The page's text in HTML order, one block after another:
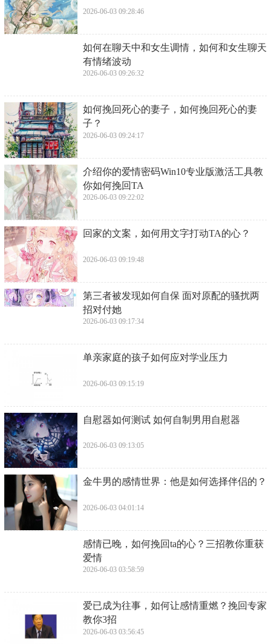
2026-06-03 09:28:46
​如何在聊天中和女生调情，如何和女生聊天
有情绪波动
2026-06-03 09:26:32
​如何挽回死心的妻子，如何挽回死心的妻
子？
2026-06-03 09:24:17
​介绍你的爱情密码Win10专业版激活工具教
你如何挽回TA
2026-06-03 09:22:02
​回家的文案，如何用文字打动TA的心？
2026-06-03 09:19:48
​第三者被发现如何自保 面对原配的骚扰两
招对付她
2026-06-03 09:17:34
​单亲家庭的孩子如何应对学业压力
2026-06-03 09:15:19
​自慰器如何测试 如何自制男用自慰器
2026-06-03 09:13:05
​金牛男的感情世界：他是如何选择伴侣的？
2026-06-03 04:01:14
​感情已晚，如何挽回ta的心？三招教你重获
爱情
2026-06-03 03:58:59
​爱已成为往事，如何让感情重燃？挽回专家
教你3招
2026-06-03 03:56:45